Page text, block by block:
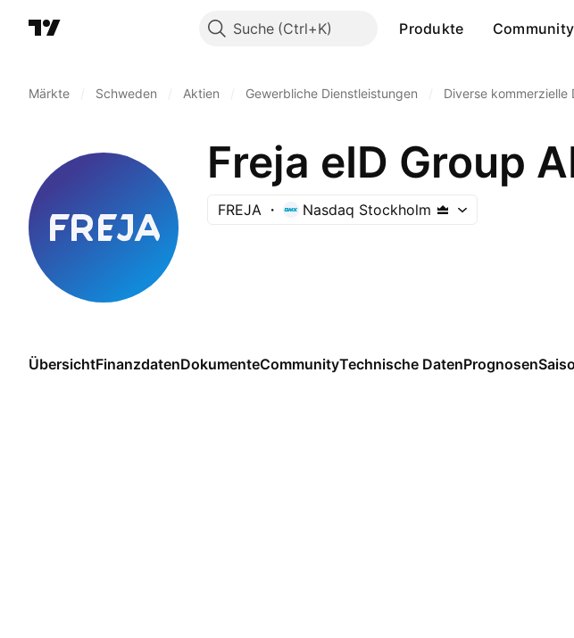
Suche Produkte Community
Märkte Schweden Aktien Gewerbliche Dienstleistungen Diverse kommerzielle
Freja eID Group
FREJA Nasdaq Stockholm
ÜbersichtFinanzdatenDokumenteCommunityTechnische DatenPrognosen